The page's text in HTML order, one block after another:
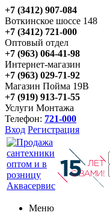
+7 (3412) 907-084
Воткинское шоссе 148
+7 (3412) 721-000
Оптовый отдел
+7 (963) 064-41-98
Интернет-магазин
+7 (963) 029-71-92
Магазин Пойма 19В
+7 (919) 913-71-55
Услуги Монтажа
Телефон: 721-000
Вход Регистрация
Меню